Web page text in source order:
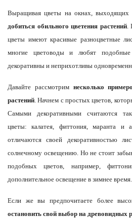
Выращивая цветы на окнах, выходящих
добиться обильного цветения растений.
цветы имеют красивые разноцветные
многие цветоводы и любят
декоративны и неприхотливы
Давайте рассмотрим несколько
растений . Начнем с простых цветов,
Самыми декоративными считаются
цветы: калатея, фиттония, маранта и
отличаются своей декоративностью
солнечному освещению. Но не стоит
подобных цветов, например,
дополнительное освещение в зимнее время.
Если же вы предпочитаете более
остановить свой выбор на древовидных